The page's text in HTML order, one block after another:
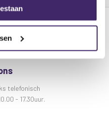
100 kg
telefonisch
- 17.30uur.